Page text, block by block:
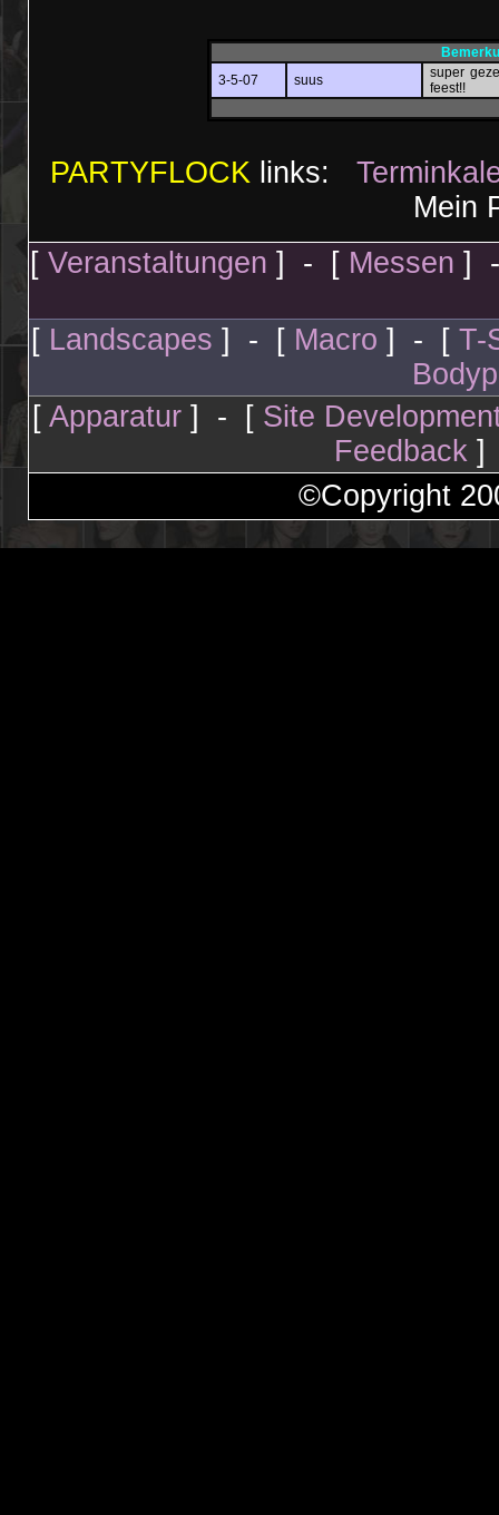
3-5-07
suus
super
feest!!
PARTYFLOCK links:
Mein
[ Veranstaltungen ] - [ Messen ]
[ Landscapes ] - [ Macro ] - [ T-
[ Apparatur ] - [ Site
Feedback ]
©Copyright